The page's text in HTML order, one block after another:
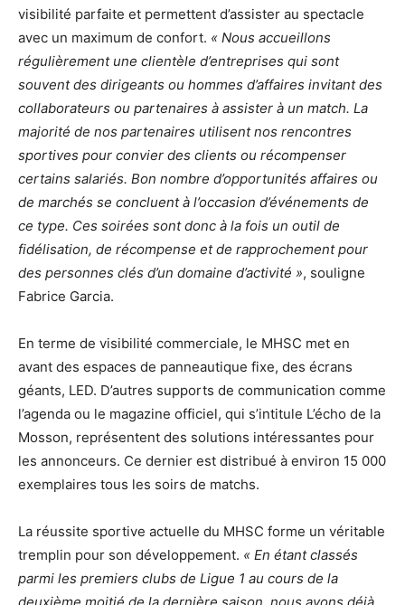
visibilité parfaite et permettent d’assister au spectacle
avec un maximum de confort. « Nous accueillons
régulièrement une clientèle d’entreprises qui sont
souvent des dirigeants ou hommes d’affaires invitant des
collaborateurs ou partenaires à assister à un match. La
majorité de nos partenaires utilisent nos rencontres
sportives pour convier des clients ou récompenser
certains salariés. Bon nombre d’opportunités affaires ou
de marchés se concluent à l’occasion d’événements de
ce type. Ces soirées sont donc à la fois un outil de
fidélisation, de récompense et de rapprochement pour
des personnes clés d’un domaine d’activité », souligne
Fabrice Garcia.
En terme de visibilité commerciale, le MHSC met en
avant des espaces de panneautique fixe, des écrans
géants, LED. D’autres supports de communication comme
l’agenda ou le magazine officiel, qui s’intitule L’écho de la
Mosson, représentent des solutions intéressantes pour
les annonceurs. Ce dernier est distribué à environ 15 000
exemplaires tous les soirs de matchs.
La réussite sportive actuelle du MHSC forme un véritable
tremplin pour son développement. « En étant classés
parmi les premiers clubs de Ligue 1 au cours de la